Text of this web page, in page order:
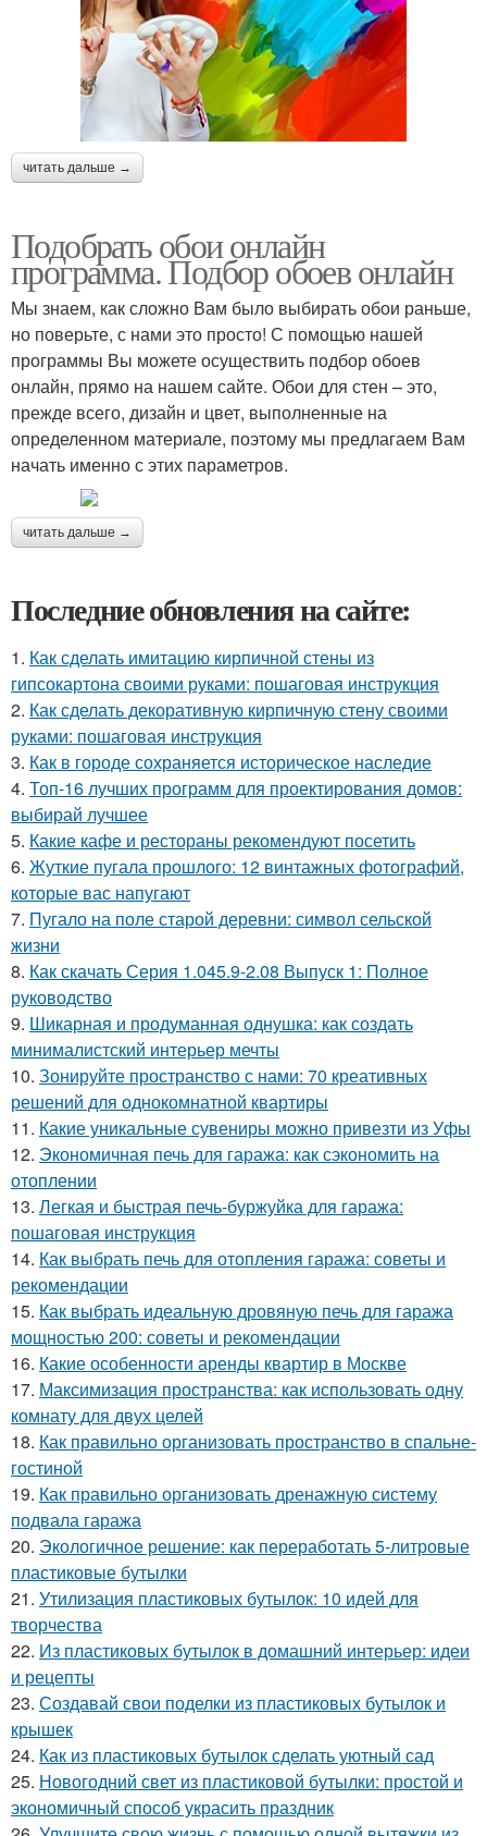
читать дальше →
Подобрать обои онлайн
программа. Подбор обоев онлайн
Мы знаем, как сложно Вам было выбирать обои раньше,
но поверьте, с нами это просто! С помощью нашей
программы Вы можете осуществить подбор обоев
онлайн, прямо на нашем сайте. Обои для стен – это,
прежде всего, дизайн и цвет, выполненные на
определенном материале, поэтому мы предлагаем Вам
начать именно с этих параметров.
читать дальше →
Последние обновления на сайте:
1. Как сделать имитацию кирпичной стены из
гипсокартона своими руками: пошаговая инструкция
2. Как сделать декоративную кирпичную стену своими
руками: пошаговая инструкция
3. Как в городе сохраняется историческое наследие
4. Топ-16 лучших программ для проектирования домов:
выбирай лучшее
5. Какие кафе и рестораны рекомендуют посетить
6. Жуткие пугала прошлого: 12 винтажных фотографий,
которые вас напугают
7. Пугало на поле старой деревни: символ сельской
жизни
8. Как скачать Серия 1.045.9-2.08 Выпуск 1: Полное
руководство
9. Шикарная и продуманная однушка: как создать
минималистский интерьер мечты
10. Зонируйте пространство с нами: 70 креативных
решений для однокомнатной квартиры
11. Какие уникальные сувениры можно привезти из Уфы
12. Экономичная печь для гаража: как сэкономить на
отоплении
13. Легкая и быстрая печь-буржуйка для гаража:
пошаговая инструкция
14. Как выбрать печь для отопления гаража: советы и
рекомендации
15. Как выбрать идеальную дровяную печь для гаража
мощностью 200: советы и рекомендации
16. Какие особенности аренды квартир в Москве
17. Максимизация пространства: как использовать одну
комнату для двух целей
18. Как правильно организовать пространство в спальне-
гостиной
19. Как правильно организовать дренажную систему
подвала гаража
20. Экологичное решение: как переработать 5-литровые
пластиковые бутылки
21. Утилизация пластиковых бутылок: 10 идей для
творчества
22. Из пластиковых бутылок в домашний интерьер: идеи
и рецепты
23. Создавай свои поделки из пластиковых бутылок и
крышек
24. Как из пластиковых бутылок сделать уютный сад
25. Новогодний свет из пластиковой бутылки: простой и
экономичный способ украсить праздник